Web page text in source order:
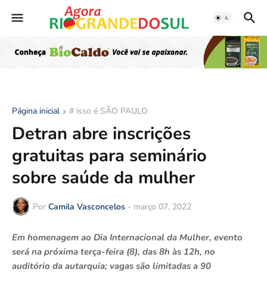
Página inicial # isso é SÃO PAULO
Detran abre inscrições
gratuitas para seminário
sobre saúde da mulher
Por Camila Vasconcelos - março 07, 2022
Em homenagem ao Dia Internacional da Mulher, evento
será na próxima terça-feira (8), das 8h às 12h, no
auditório da autarquia; vagas são limitadas a 90